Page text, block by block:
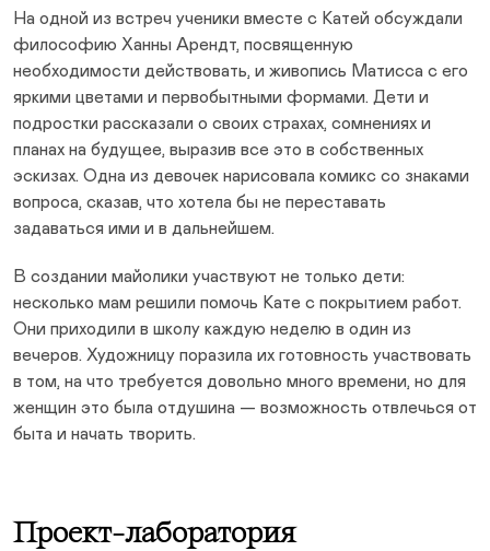
На одной из встреч ученики вместе с Катей обсуждали
философию Ханны Арендт, посвященную
необходимости действовать, и живопись Матисса с его
яркими цветами и первобытными формами. Дети и
подростки рассказали о своих страхах, сомнениях и
планах на будущее, выразив все это в собственных
эскизах. Одна из девочек нарисовала комикс со знаками
вопроса, сказав, что хотела бы не переставать
задаваться ими и в дальнейшем.
В создании майолики участвуют не только дети:
несколько мам решили помочь Кате с покрытием работ.
Они приходили в школу каждую неделю в один из
вечеров. Художницу поразила их готовность участвовать
в том, на что требуется довольно много времени, но для
женщин это была отдушина — возможность отвлечься от
быта и начать творить.
Проект-лаборатория